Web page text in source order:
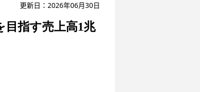
更新日：2026年06月30日
目指す売上高1兆